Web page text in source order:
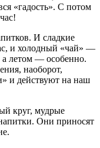
«гадость». С потом
И сладкие
и холодный «чай» —
а летом — особенно.
наоборот,
и действуют на наш
круг, мудрые
Они приносят